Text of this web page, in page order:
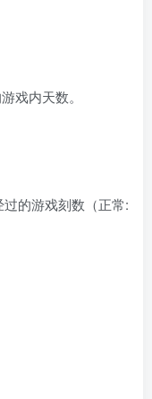
戏内天数。
过的游戏刻数（正常: